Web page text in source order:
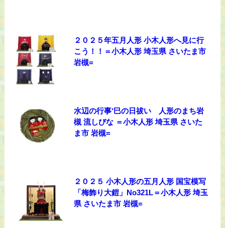
２０２５年五月人形 小木人形へ見に行
こう！！＝小木人形 埼玉県 さいたま市
岩槻=
水辺の行事‘巳の日祓い 人形のまち岩
槻 流しびな ＝小木人形 埼玉県 さいた
ま市 岩槻=
２０２５ 小木人形の五月人形 国宝模写
「梅飾り大鎧」No321L＝小木人形 埼玉
県 さいたま市 岩槻=